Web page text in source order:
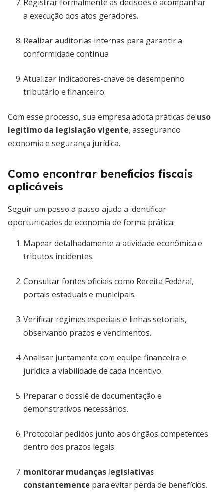
Registrar formalmente as decisões e acompanhar
a execução dos atos geradores.
Realizar auditorias internas para garantir a
conformidade contínua.
Atualizar indicadores-chave de desempenho
tributário e financeiro.
Com esse processo, sua empresa adota práticas de uso
legítimo da legislação vigente, assegurando
economia e segurança jurídica.
Como encontrar benefícios fiscais
aplicáveis
Seguir um passo a passo ajuda a identificar
oportunidades de economia de forma prática:
Mapear detalhadamente a atividade econômica e
tributos incidentes.
Consultar fontes oficiais como Receita Federal,
portais estaduais e municipais.
Verificar regimes especiais e linhas setoriais,
observando prazos e vencimentos.
Analisar juntamente com equipe financeira e
jurídica a viabilidade de cada incentivo.
Preparar o dossiê de documentação e
demonstrativos necessários.
Protocolar pedidos junto aos órgãos competentes
dentro dos prazos legais.
monitorar mudanças legislativas
constantemente para evitar perda de benefícios.